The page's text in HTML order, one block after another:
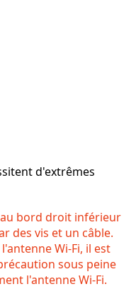
d'extrêmes
au bord droit inférieur
des vis et un câble.
Wi-Fi, il est
sous peine
l'antenne Wi-Fi.